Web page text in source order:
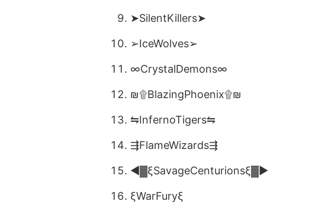
➤SilentKillers➤
➢IceWolves➢
∞CrystalDemons∞
₪۩BlazingPhoenix۩₪
⇋InfernoTigers⇋
⇶FlameWizards⇶
◄▓ξSavageCenturionsξ▓►
ξWarFuryξ